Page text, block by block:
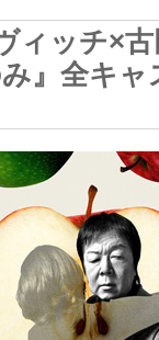
ィッチ×
』全キ